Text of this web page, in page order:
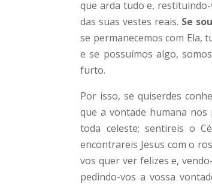
que arda tudo e,
das suas vestes reais. Se
se permanecemos com Ela,
e se possuímos algo,
furto.
Por isso, se quiserdes
que a vontade humana
toda celeste; sentireis o
encontrareis Jesus com o
vos quer ver felizes e,
pedindo-vos a vossa